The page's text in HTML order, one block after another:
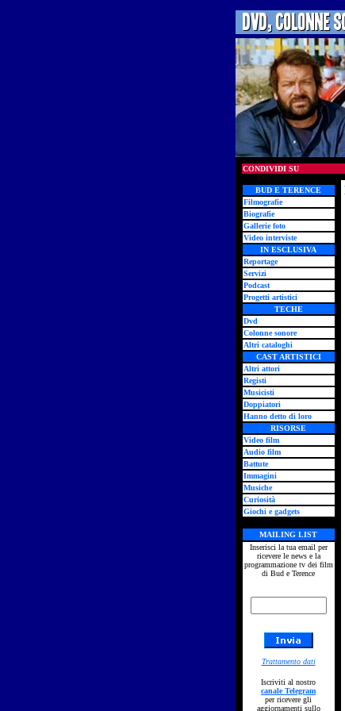
CONDIVIDI SU
BUD E TERENCE
Filmografie
Biografie
Gallerie foto
Video interviste
IN ESCLUSIVA
Reportage
Servizi
Podcast
Progetti artistici
TECHE
Dvd
Colonne sonore
Altri cataloghi
CAST ARTISTICI
Altri attori
Registi
Musicisti
Doppiatori
Hanno detto di loro
RISORSE
Video film
Audio film
Battute
Immagini
Musiche
Curiosità
Giochi e gadgets
MAILING LIST
Inserisci la tua email per
ricevere le news e la
programmazione tv dei film
di Bud e Terence
Trattamento dati
Iscriviti al nostro
canale Telegram
per ricevere gli
aggiornamenti sullo